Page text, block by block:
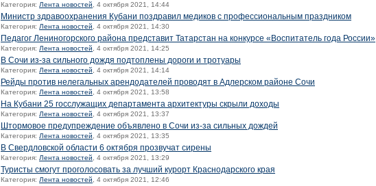
Категория: Лента новостей , 4 октября 2021, 14:44
Министр здравоохранения Кубани поздравил медиков с профессиональным праздником
Категория: Лента новостей , 4 октября 2021, 14:30
Педагог Лениногорского района представит Татарстан на конкурсе «Воспитатель года России»
Категория: Лента новостей , 4 октября 2021, 14:25
В Сочи из-за сильного дождя подтоплены дороги и тротуары
Категория: Лента новостей , 4 октября 2021, 14:14
Рейды против нелегальных арендодателей проводят в Адлерском районе Сочи
Категория: Лента новостей , 4 октября 2021, 13:58
На Кубани 25 госслужащих департамента архитектуры скрыли доходы
Категория: Лента новостей , 4 октября 2021, 13:37
Штормовое предупреждение объявлено в Сочи из-за сильных дождей
Категория: Лента новостей , 4 октября 2021, 13:35
В Свердловской области 6 октября прозвучат сирены
Категория: Лента новостей , 4 октября 2021, 13:29
Туристы смогут проголосовать за лучший курорт Краснодарского края
Категория: Лента новостей , 4 октября 2021, 12:46